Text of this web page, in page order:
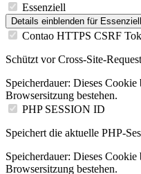
Essenziell
Details einblenden für Essenziell
Contao HTTPS CSRF
Schützt vor Cross-Site-
Speicherdauer: Dieses Cookie
Browsersitzung bestehen.
PHP SESSION ID
Speichert die aktuelle PHP-
Speicherdauer: Dieses Cookie
Browsersitzung bestehen.